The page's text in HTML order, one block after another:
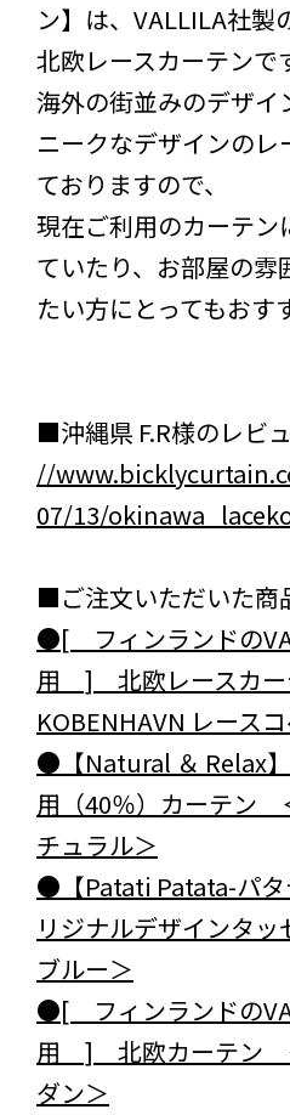
ン】は、VALLILA社製
北欧レースカーテンで
海外の街並みのデザ
ニークなデザインのレ
ておりますので、
現在ご利用のカーテン
ていたり、お部屋の雰
たい方にとってもおす
■沖縄県 F.R様のレビ
//
07/13/
■ご注文いただいた商
●[ フィンランドの
用 ] 北欧レースカ
KOBENHAVN レース
●【Natural ＆ Relax
用（40％）カーテン
チュラル＞
●【Patati Patata-パタ
リジナルデザインタ
ブルー＞
●[ フィンランドの
用 ] 北欧カーテン
ダン＞